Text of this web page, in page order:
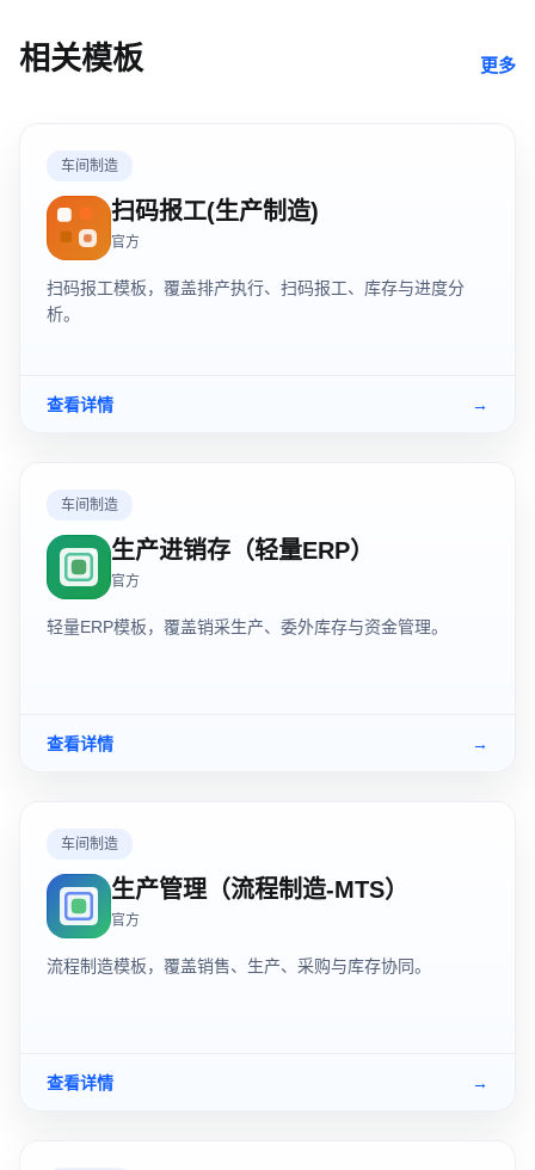
相关模板 更多
车间制造
扫码报工(生产制造)
官方
扫码报工模板，覆盖排产执行、扫码报工、库存与进度分
析。
查看详情 →
车间制造
生产进销存（轻量ERP）
官方
轻量ERP模板，覆盖销采生产、委外库存与资金管理。
查看详情 →
车间制造
生产管理（流程制造-MTS）
官方
流程制造模板，覆盖销售、生产、采购与库存协同。
查看详情 →